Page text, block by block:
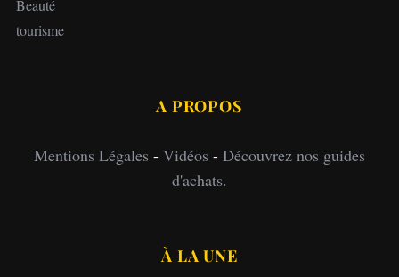
Beauté
tourisme
A PROPOS
Mentions Légales - Vidéos - Découvrez nos guides
d'achats.
À LA UNE